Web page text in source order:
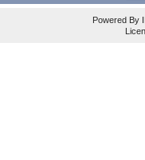
Powered By